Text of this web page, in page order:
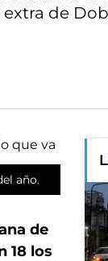
de
año.
de
18 los